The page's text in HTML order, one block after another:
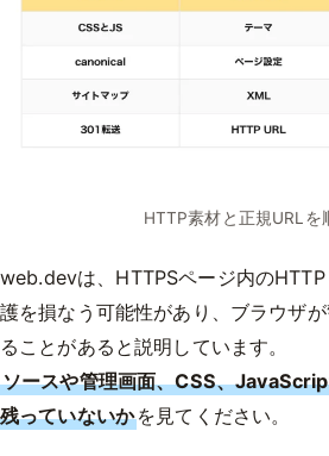
HTTP素材と正規URLを
web.devは、HTTPSページ内の
護を損なう可能性があり、ブラウザ
ることがあると説明しています。
ソースや管理画面、CSS、
残っていないかを見てください。